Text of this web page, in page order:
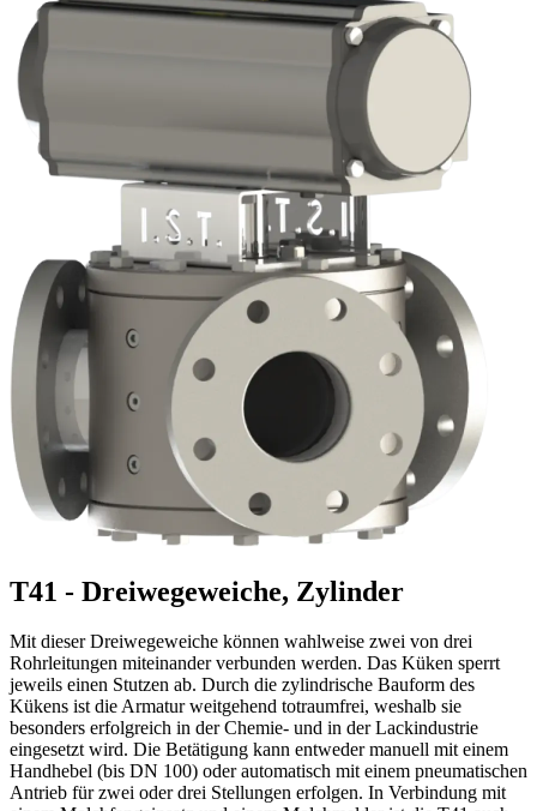
T41 - Dreiwegeweiche, Zylinder
Mit dieser Dreiwegeweiche können wahlweise zwei von drei
Rohrleitungen miteinander verbunden werden. Das Küken sperrt
jeweils einen Stutzen ab. Durch die zylindrische Bauform des
Kükens ist die Armatur weitgehend totraumfrei, weshalb sie
besonders erfolgreich in der Chemie- und in der Lackindustrie
eingesetzt wird. Die Betätigung kann entweder manuell mit einem
Handhebel (bis DN 100) oder automatisch mit einem pneumatischen
Antrieb für zwei oder drei Stellungen erfolgen. In Verbindung mit